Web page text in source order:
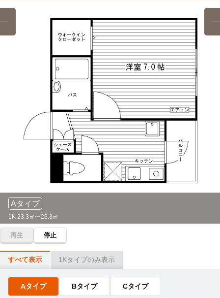
東京富士大学 電車
12分
鷺ノ宮→（西武新宿線12分）→高田馬場
日本大学(法学部) 電車
27分
鷺ノ宮→（西武新宿線11分）→高田馬場（6分）→（東京メ
トロ東西線10分）→九段下
成蹊大学 電車
32分
鷺ノ宮→（西武新宿線11分）→高田馬場（4分）→（東京メ
トロ東西線/JR中央・総武線17分）→吉祥寺
武蔵大学(江古田キャンパス)
線5分）→池袋（7分）→（西武池袋線9分）→江古田
国際短期大学
鷺ノ宮→（西武新宿線11分）→中井
桜美林大学(新宿キャンパス)
クラーク記念国際高等学校(東京キャンパス) 電車
8分
薬剤師国家試験予備校 Medisere メディセレ(東京校) 電車
9分
鷺ノ宮→（西武新宿線9分）→高田馬場
専修学校早稲田予備学校 電車
9分
鷺ノ宮→（西武新宿線急行９分）→高田馬場
専門学校ミュージシャンズ・インスティテュート東京
（MI TOKYO）
電車
9分
鷺ノ宮→（西武新宿線9分）→高田馬場
鷺ノ宮→（西武新宿線11分）→中井
早稲田速記医療福祉専門学校
鷺ノ宮→（西武新宿線12分）→高田馬場
ヒューマンアカデミー(東京校)
Aタイプ
1K 23.3㎡〜23.3㎡
再生 停止
すべて表示 1Kタイプのみ表示
Aタイプ Bタイプ Cタイプ